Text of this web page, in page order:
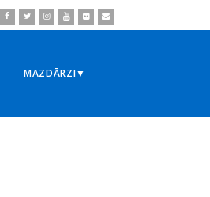
MAZDĀRZI▼